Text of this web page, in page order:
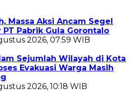
Massa Aksi Ancam Segel
PT Pabrik Gula Gorontalo
2026, 07:59 WIB
Sejumlah Wilayah di Kota
Evakuasi Warga Masih
2026, 10:18 WIB